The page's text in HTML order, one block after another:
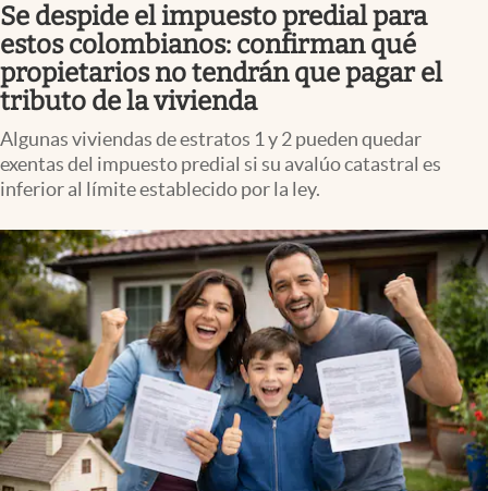
Colombia
Se despide el impuesto predial para
estos colombianos: confirman qué
propietarios no tendrán que pagar el
tributo de la vivienda
Algunas viviendas de estratos 1 y 2 pueden quedar
exentas del impuesto predial si su avalúo catastral es
inferior al límite establecido por la ley.